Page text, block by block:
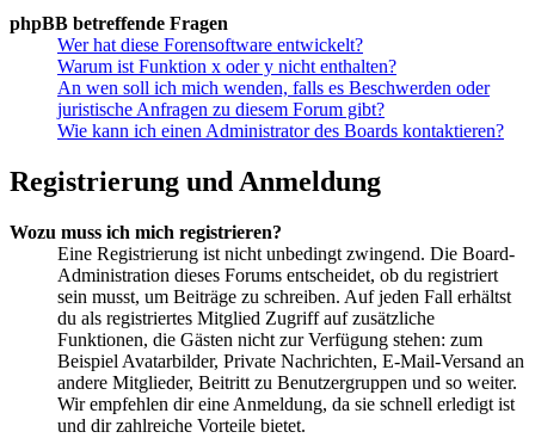
phpBB betreffende Fragen
Wer hat diese Forensoftware entwickelt?
Warum ist Funktion x oder y nicht enthalten?
An wen soll ich mich wenden, falls es Beschwerden oder
juristische Anfragen zu diesem Forum gibt?
Wie kann ich einen Administrator des Boards kontaktieren?
Registrierung und Anmeldung
Wozu muss ich mich registrieren?
Eine Registrierung ist nicht unbedingt zwingend. Die Board-
Administration dieses Forums entscheidet, ob du registriert
sein musst, um Beiträge zu schreiben. Auf jeden Fall erhältst
du als registriertes Mitglied Zugriff auf zusätzliche
Funktionen, die Gästen nicht zur Verfügung stehen: zum
Beispiel Avatarbilder, Private Nachrichten, E-Mail-Versand an
andere Mitglieder, Beitritt zu Benutzergruppen und so weiter.
Wir empfehlen dir eine Anmeldung, da sie schnell erledigt ist
und dir zahlreiche Vorteile bietet.